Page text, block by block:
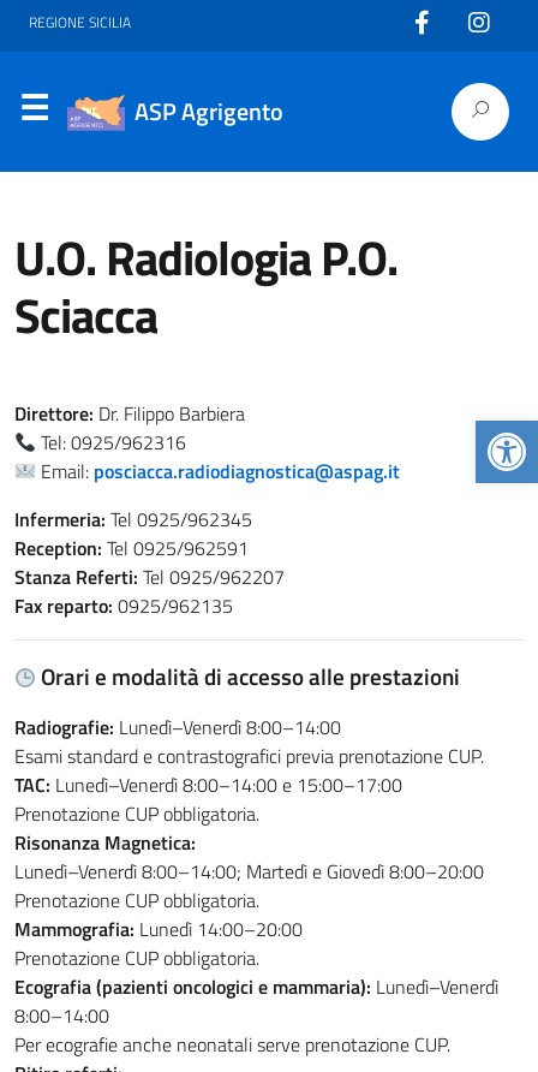
REGIONE SICILIA
ASP Agrigento
U.O. Radiologia P.O.
Sciacca
Direttore: Dr. Filippo Barbiera
Tel: 0925/962316
Email: posciacca.radiodiagnostica@aspag.it
Infermeria: Tel 0925/962345
Reception: Tel 0925/962591
Stanza Referti: Tel 0925/962207
Fax reparto: 0925/962135
Orari e modalità di accesso alle prestazioni
Radiografie: Lunedì–Venerdì 8:00–14:00
Esami standard e contrastografici previa prenotazione CUP.
TAC: Lunedì–Venerdì 8:00–14:00 e 15:00–17:00
Prenotazione CUP obbligatoria.
Risonanza Magnetica:
Lunedì–Venerdì 8:00–14:00; Martedì e Giovedì 8:00–20:00
Prenotazione CUP obbligatoria.
Mammografia: Lunedì 14:00–20:00
Prenotazione CUP obbligatoria.
Ecografia (pazienti oncologici e mammaria): Lunedì–Venerdì
8:00–14:00
Per ecografie anche neonatali serve prenotazione CUP.